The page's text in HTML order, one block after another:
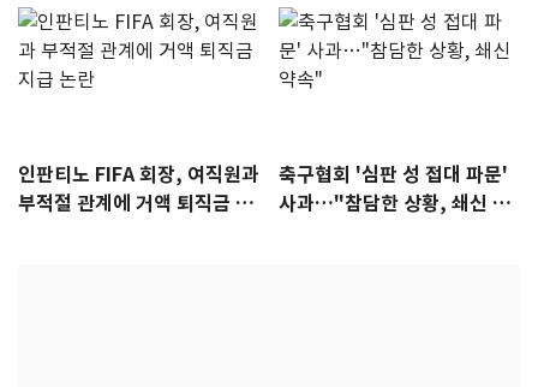
인판티노 FIFA 회장, 여직원과
부적절 관계에 거액 퇴직금 지
축구협회 '심판 성 접대 파문'
사과…"참담한 상황, 쇄신 약